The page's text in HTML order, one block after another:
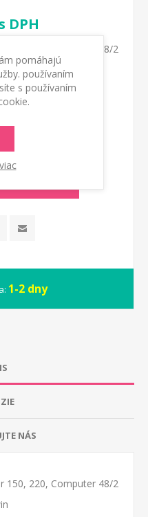
DPH
150, 220, Computer 48/2
1-2 dny
NÁS
150, 220, Computer 48/2
pomáhajú
používaním
s používaním